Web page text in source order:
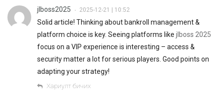
jlboss2025 • 2025-12-21 | 10:52
Solid article! Thinking about bankroll management &
platform choice is key. Seeing platforms like jlboss 2025
focus on a VIP experience is interesting – access &
security matter a lot for serious players. Good points on
adapting your strategy!
Хариулт бичих